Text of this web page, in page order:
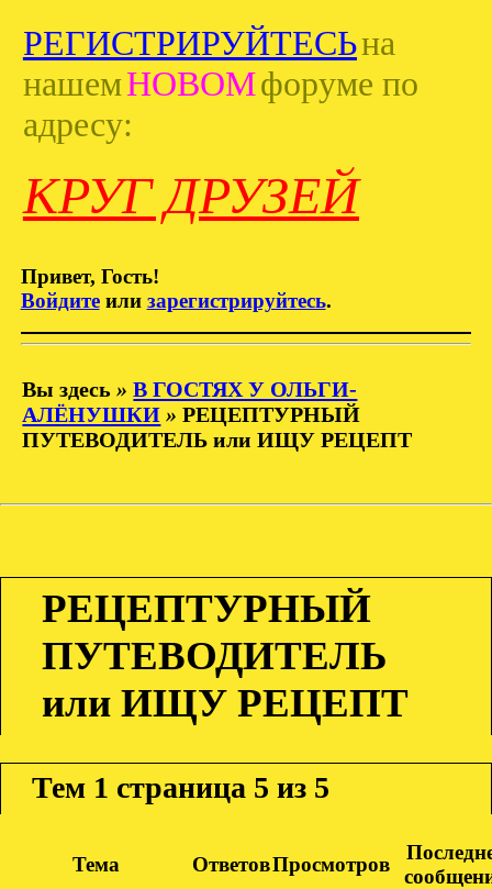
РЕГИСТРИРУЙТЕСЬна
нашемНОВОМфоруме по
адресу:
КРУГ ДРУЗЕЙ
Привет, Гость!
Войдитеили зарегистрируйтесь.
Вы здесь »В ГОСТЯХ У ОЛЬГИ-
АЛЁНУШКИ »РЕЦЕПТУРНЫЙ
ПУТЕВОДИТЕЛЬ или ИЩУ РЕЦЕПТ
РЕЦЕПТУРНЫЙ
ПУТЕВОДИТЕЛЬ
или ИЩУ РЕЦЕПТ
Тем 1 страница 5 из 5
Тема ОтветовПросмотров